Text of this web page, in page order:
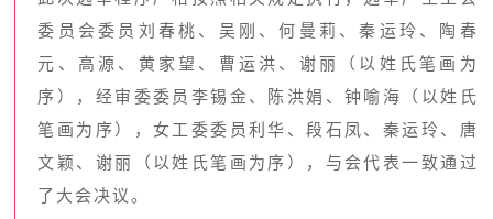
委员会委员刘春桃、吴刚、何曼莉、秦运玲、陶春
元、高源、黄家望、曹运洪、谢丽（以姓氏笔画为
序），经审委委员李锡金、陈洪娟、钟喻海（以姓氏
笔画为序），女工委委员利华、段石凤、秦运玲、唐
文颖、谢丽（以姓氏笔画为序），与会代表一致通过
了大会决议。